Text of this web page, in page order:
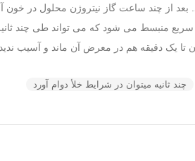
بعد از چند ساعت گاز نیتروژن محلول در
منبسط می شود که می تواند طی چند
تا یک دقیقه هم در معرض آن ماند و آسیب ندید.
چند ثانیه میتوان در شرایط خلأ دوام آورد